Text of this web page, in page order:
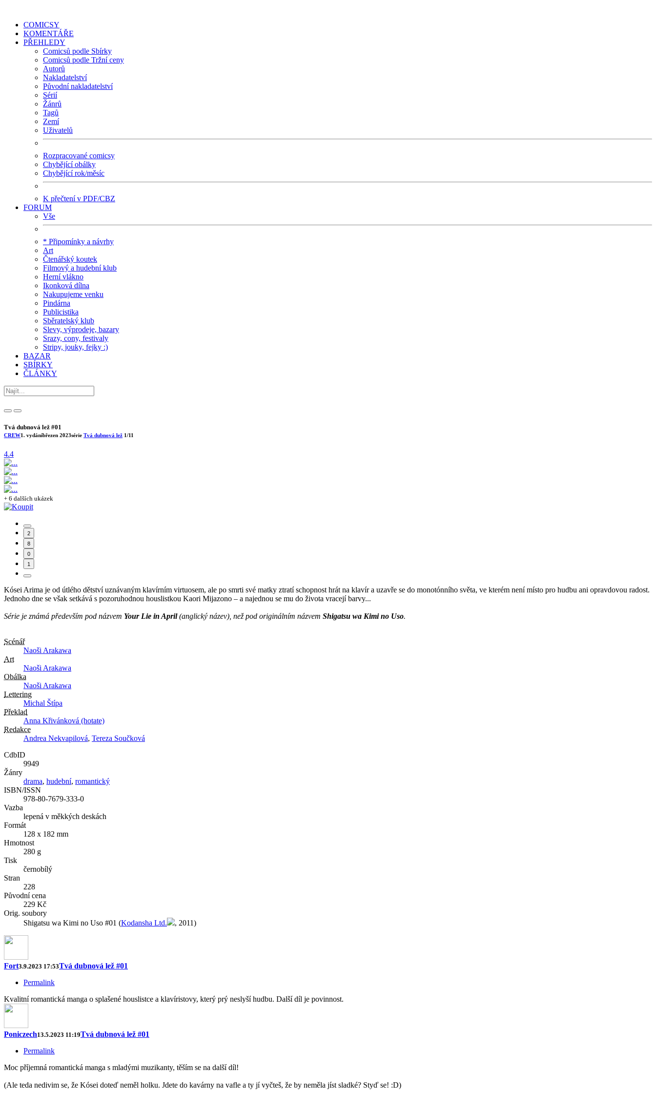
COMICSY
KOMENTÁŘE
PŘEHLEDY
Comicsů podle Sbírky
Comicsů podle Tržní ceny
Autorů
Nakladatelství
Původní nakladatelství
Sérií
Žánrů
Tagů
Zemí
Uživatelů
Rozpracované comicsy
Chybějící obálky
Chybějící rok/měsíc
K přečtení v PDF/CBZ
FORUM
Vše
* Připomínky a návrhy
Art
Čtenářský koutek
Filmový a hudební klub
Herní vlákno
Ikonková dílna
Nakupujeme venku
Pindárna
Publicistika
Sběratelský klub
Slevy, výprodeje, bazary
Srazy, cony, festivaly
Stripy, jouky, fejky :)
BAZAR
SBÍRKY
ČLÁNKY
Tvá dubnová lež #01
CREW1. vydáníbřezen 2023série Tvá dubnová lež 1/11
4.4
+ 6 dalších ukázek
2
8
0
1
Kósei Arima je od útlého dětství uznávaným klavírním virtuosem, ale po smrti své matky ztratí schopnost hrát na klavír a uzavře se do monotónního světa, ve kterém není místo pro hudbu ani opravdovou radost.
Jednoho dne se však setkává s pozoruhodnou houslistkou Kaori Mijazono – a najednou se mu do života vracejí barvy...
Série je známá především pod názvem Your Lie in April(anglický název), než pod originálním názvem Shigatsu wa Kimi no Uso.
Scénář
Naoši Arakawa
Art
Naoši Arakawa
Obálka
Naoši Arakawa
Lettering
Michal Štípa
Překlad
Anna Křivánková (hotate)
Redakce
Andrea Nekvapilová, Tereza Součková
CdbID
9949
Žánry
drama, hudební, romantický
ISBN/ISSN
978-80-7679-333-0
Vazba
lepená v měkkých deskách
Formát
128 x 182 mm
Hmotnost
280 g
Tisk
černobílý
Stran
228
Původní cena
229 Kč
Orig. soubory
Shigatsu wa Kimi no Uso #01 (Kodansha Ltd. , 2011)
Fort3.9.2023 17:53Tvá dubnová lež #01
Permalink
Kvalitní romantická manga o splašené houslistce a klavíristovy, který prý neslyší hudbu. Další díl je povinnost.
Poniczech13.5.2023 11:19Tvá dubnová lež #01
Permalink
Moc příjemná romantická manga s mladými muzikanty, těším se na další díl!
(Ale teda nedivim se, že Kósei doteď neměl holku. Jdete do kavárny na vafle a ty jí vyčteš, že by neměla jíst sladké? Styď se! :D)